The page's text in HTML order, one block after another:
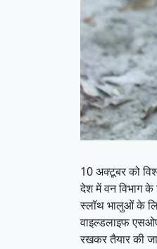
10 अक्टूबर को
देश में वन विभाग के
स्लॉथ भालुओं के
वाइल्डलाइफ
रखकर तैयार की